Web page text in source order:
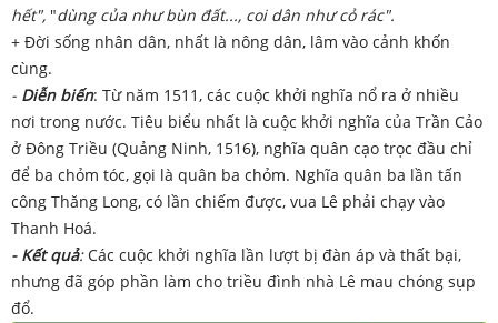
hết", "dùng của như bùn đất..., coi dân như cỏ rác".
+ Đời sống nhân dân, nhất là nông dân, lâm vào cảnh khốn
cùng.
- Diễn biến: Từ năm 1511, các cuộc khởi nghĩa nổ ra ở nhiều
nơi trong nước. Tiêu biểu nhất là cuộc khởi nghĩa của Trần Cảo
ở Đông Triều (Quảng Ninh, 1516), nghĩa quân cạo trọc đầu chỉ
để ba chỏm tóc, gọi là quân ba chỏm. Nghĩa quân ba lần tấn
công Thăng Long, có lần chiếm được, vua Lê phải chạy vào
Thanh Hoá.
- Kết quả:Các cuộc khởi nghĩa lần lượt bị đàn áp và thất bại,
nhưng đã góp phần làm cho triều đình nhà Lê mau chóng sụp
đổ.